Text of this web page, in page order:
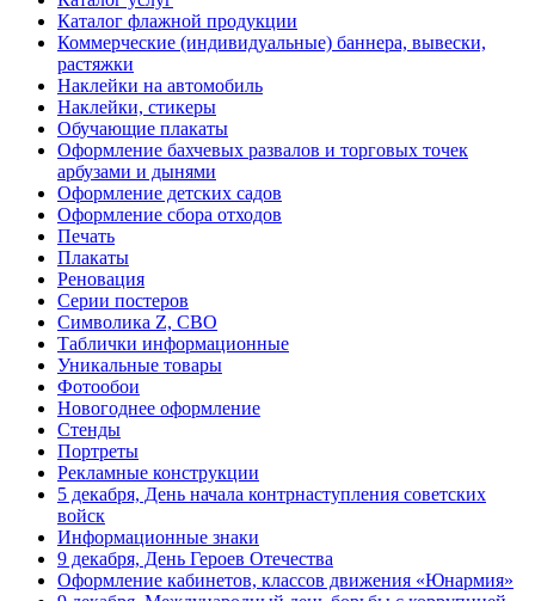
10 ноября, День сотрудника органов
внутренних дел РФ
13 ноября, День Войск РХБЗ
19 ноября, День Ракетных Войск и
Артиллерии
День матери (последнее воскресенье
ноября)
5 декабря, День начала
контрнаступления советских войск
9 декабря, Международный день
борьбы с коррупцией
9 декабря, День Героев Отечества
12 декабря, День конституции РФ
20 декабря, День работника органов
безопасности
Новогоднее оформление
Рождество Христово
19 января, Крещение Господне
22 января, День дедушки
Каталог флажной продукции
Коммерческие (индивидуальные) баннера, вывески,
растяжки
Наклейки на автомобиль
Наклейки, стикеры
Обучающие плакаты
Оформление бахчевых развалов и торговых точек
арбузами и дынями
Оформление детских садов
Оформление сбора отходов
Печать
Плакаты
Реновация
Серии постеров
Символика Z, СВО
Таблички информационные
Уникальные товары
Фотообои
Новогоднее оформление
Стенды
Портреты
Рекламные конструкции
5 декабря, День начала контрнаступления советских
войск
Информационные знаки
9 декабря, День Героев Отечества
Оформление кабинетов, классов движения «Юнармия»